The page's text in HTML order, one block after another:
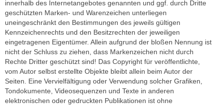
innerhalb des Internetangebotes genannten und ggf. durch Dritte
geschützten Marken- und Warenzeichen unterliegen
uneingeschränkt den Bestimmungen des jeweils gültigen
Kennzeichenrechts und den Besitzrechten der jeweiligen
eingetragenen Eigentümer. Allein aufgrund der bloßen Nennung ist
nicht der Schluss zu ziehen, dass Markenzeichen nicht durch
Rechte Dritter geschützt sind! Das Copyright für veröffentlichte,
vom Autor selbst erstellte Objekte bleibt allein beim Autor der
Seiten. Eine Vervielfältigung oder Verwendung solcher Grafiken,
Tondokumente, Videosequenzen und Texte in anderen
elektronischen oder gedruckten Publikationen ist ohne